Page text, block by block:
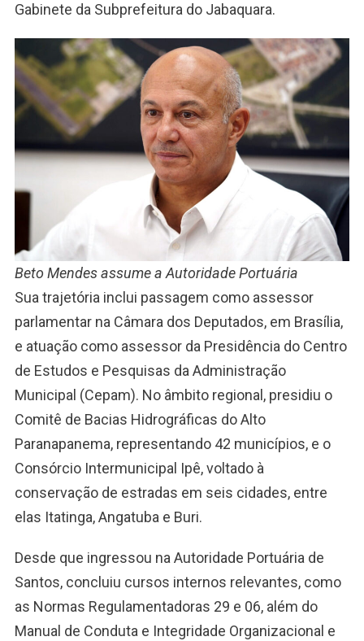
Gabinete da Subprefeitura do Jabaquara.
Beto Mendes assume a Autoridade Portuária
Sua trajetória inclui passagem como assessor
parlamentar na Câmara dos Deputados, em Brasília,
e atuação como assessor da Presidência do Centro
de Estudos e Pesquisas da Administração
Municipal (Cepam). No âmbito regional, presidiu o
Comitê de Bacias Hidrográficas do Alto
Paranapanema, representando 42 municípios, e o
Consórcio Intermunicipal Ipê, voltado à
conservação de estradas em seis cidades, entre
elas Itatinga, Angatuba e Buri.
Desde que ingressou na Autoridade Portuária de
Santos, concluiu cursos internos relevantes, como
as Normas Regulamentadoras 29 e 06, além do
Manual de Conduta e Integridade Organizacional e